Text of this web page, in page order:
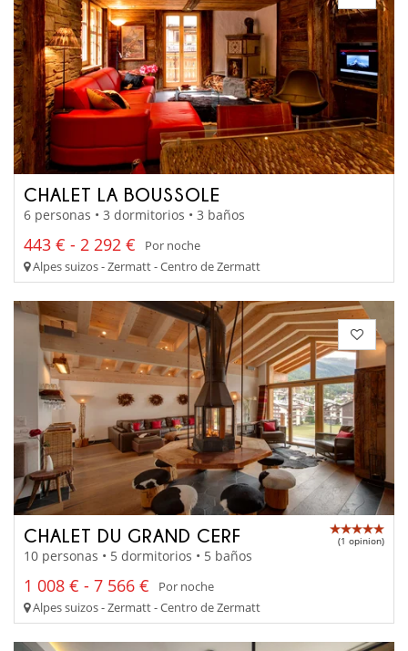
CHALET LA BOUSSOLE
6 personas • 3 dormitorios • 3 baños
443 € - 2 292 €
Por noche
Alpes suizos - Zermatt - Centro de Zermatt
CHALET DU GRAND CERF (1 opinion)
10 personas • 5 dormitorios • 5 baños
1 008 € - 7 566 €
Por noche
Alpes suizos - Zermatt - Centro de Zermatt